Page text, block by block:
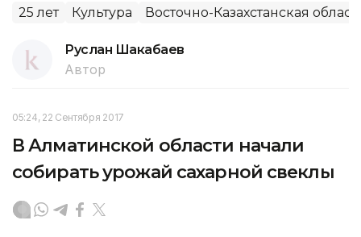
25 лет Культура Восточно-Казахстанская
Руслан Шакабаев
Автор
05:24, 22 Сентября 2017
В Алматинской области начали
собирать урожай сахарной свеклы